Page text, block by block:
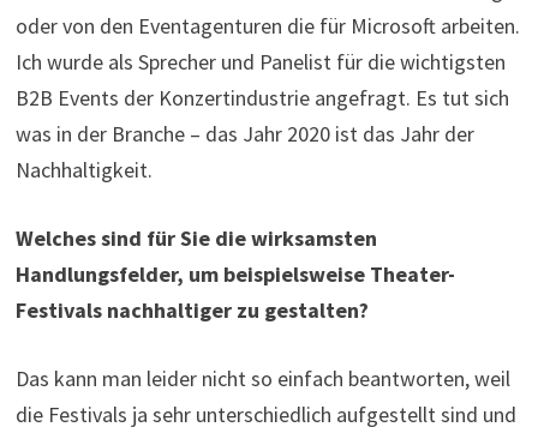
oder von den Eventagenturen die für Microsoft arbeiten.
Ich wurde als Sprecher und Panelist für die wichtigsten
B2B Events der Konzertindustrie angefragt. Es tut sich
was in der Branche – das Jahr 2020 ist das Jahr der
Nachhaltigkeit.
Welches sind für Sie die wirksamsten
Handlungsfelder, um beispielsweise Theater-
Festivals nachhaltiger zu gestalten?
Das kann man leider nicht so einfach beantworten, weil
die Festivals ja sehr unterschiedlich aufgestellt sind und